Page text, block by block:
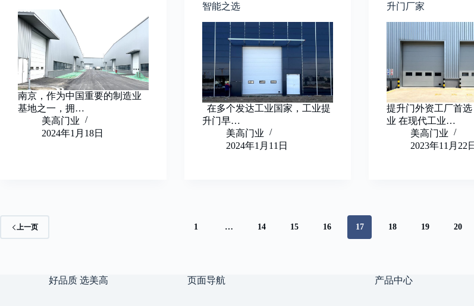
南京，作为中国重要的制造业
基地之一，拥…
美高门业
2024年1月18日
智能之选
在多个发达工业国家，工业提
升门早…
美高门业
2024年1月11日
升门厂家
提升门外资工厂首选
业 在现代工业…
美高门业
2023年11月22日
上一页 1 … 14 15 16 17 18 19 20
好品质 选美高 页面导航 产品中心